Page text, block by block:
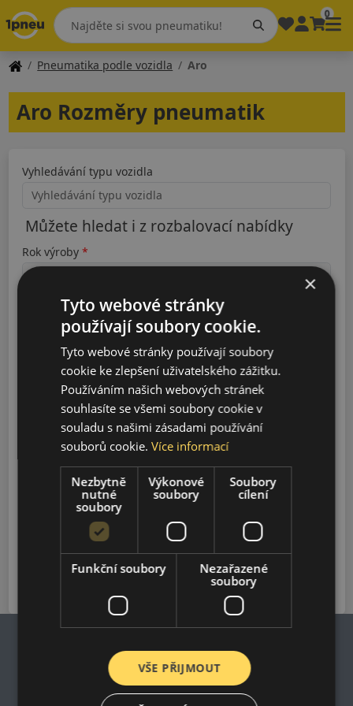
0
Pneumatika podle vozidla Aro
Aro Rozměry pneumatik
Vyhledávání typu vozidla
Můžete hledat i z rozbalovací nabídky
Rok výroby
Vyhledávání
1980-2006
1978-2006
Impresum
×
Tyto webové stránky
používají soubory cookie.
Tyto webové stránky používají soubory
cookie ke zlepšení uživatelského zážitku.
Používáním našich webových stránek
souhlasíte se všemi soubory cookie v
souladu s našimi zásadami používání
souborů cookie.Více informací
Nezbytně
nutné
soubory
Výkonové
soubory
Soubory
cílení
Funkční soubory
Nezařazené
soubory
VŠE PŘIJMOUT